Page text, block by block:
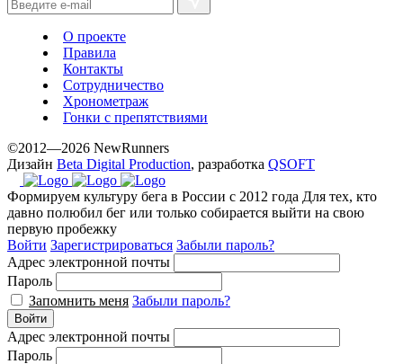
О проекте
Правила
Контакты
Сотрудничество
Хронометраж
Гонки с препятствиями
©2012—2026 NewRunners
Дизайн Beta Digital Production, разработка QSOFT
Формируем культуру бега в России с 2012 года Для тех, кто
давно полюбил бег или только собирается выйти на свою
первую пробежку
Войти Зарегистрироваться Забыли пароль?
Адрес электронной почты
Пароль
Запомнить меня Забыли пароль?
Войти
Адрес электронной почты
Пароль